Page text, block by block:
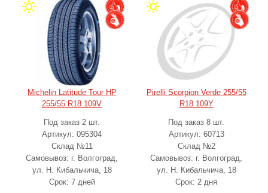
Michelin Latitude Tour HP
255/55 R18 109V
Под заказ 2 шт.
Артикул: 095304
Склад №11
Самовывоз: г. Волгоград,
ул. Н. Кибальчича, 18
Срок: 7 дней
Pirelli Scorpion Verde 255/55
R18 109Y
Под заказ 8 шт.
Артикул: 60713
Склад №2
Самовывоз: г. Волгоград,
ул. Н. Кибальчича, 18
Срок: 2 дня